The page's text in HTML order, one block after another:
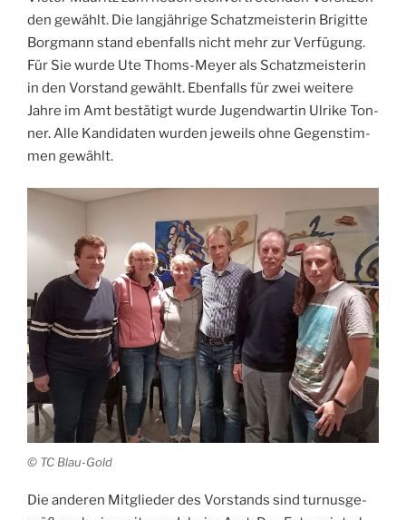
den gewählt. Die lang­jäh­ri­ge Schatz­meis­te­rin Bri­git­te
Borg­mann stand eben­falls nicht mehr zur Ver­fü­gung.
Für Sie wur­de Ute Thoms-Mey­er als Schatz­meis­te­rin
in den Vor­stand gewählt. Eben­falls für zwei wei­te­re
Jah­re im Amt bestä­tigt wur­de Jugend­war­tin Ulri­ke Ton­
ner. Alle Kan­di­da­ten wur­den jeweils ohne Gegen­stim­
men gewählt.
© TC Blau-Gold
Die ande­ren Mit­glie­der des Vor­stands sind tur­nus­ge­